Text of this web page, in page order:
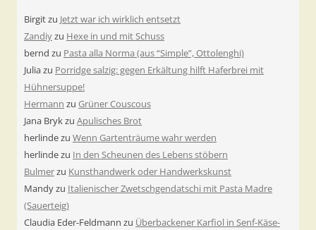
Birgitzu Jetzt war ich wirklich entsetzt
Zandiyzu Hexe in und mit Schuss
bernd zu Pasta alla Norma (aus “Simple”, Ottolenghi)
Juliazu Porridge salzig: gegen Erkältung hilft Haferbrei mit
Hühnersuppe!
Hermann zu Grüner Couscous
Jana Brykzu Apulisches Brot
herlindezu Wenn Gartenträume wahr werden
herlindezu In den Scheunen des Lebens stöbern
Bulmerzu Kunsthandwerk oder Handwerkskunst
Mandyzu Italienischer Zwetschgendatschi mit Pasta Madre
(Sauerteig)
Claudia Eder-Feldmann zu Überbackener Karfiol in Senf-Käse-